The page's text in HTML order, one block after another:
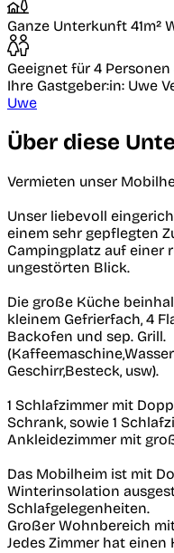
Ganze Unterkunft 41m²
Geeignet für 4 Personen
Ihre Gastgeber:in: Uwe
Uwe
Über diese
Vermieten unser
Unser liebevoll
einem sehr gepflegten
Campingplatz auf einer
ungestörten Blick.
Die große Küche
kleinem Gefrierfach, 4
Backofen und sep. Grill.
Geschirr,Besteck, usw).
1 Schlafzimmer mit
Schrank, sowie 1
Ankleidezimmer mit
Das Mobilheim ist mit
Winterinsolation
Schlafgelegenheiten.
Großer Wohnbereich
Jedes Zimmer hat einen